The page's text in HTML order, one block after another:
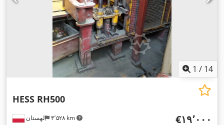
1 / 14
لهستان ۳٬۵۲۸ km
HESS RH500
‎€۱۹٬۰۰۰